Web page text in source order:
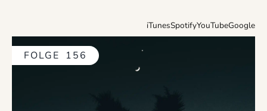
iTunesSpotifyYouTubeGoogle
FOLGE 156